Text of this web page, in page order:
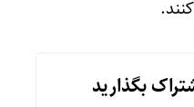
بگذارید